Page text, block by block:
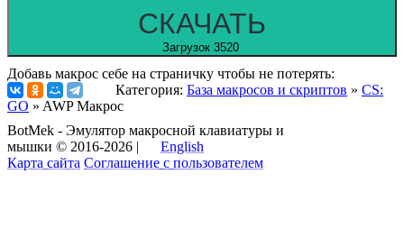
СКАЧАТЬ
Загрузок 3520
Добавь макрос себе на страничку чтобы не потерять:
Категория: База макросов и скриптов » CS:
GO » AWP Макрос
BotMek - Эмулятор макросной клавиатуры и
мышки © 2016-2026 |
English
Карта сайта Соглашение с пользователем